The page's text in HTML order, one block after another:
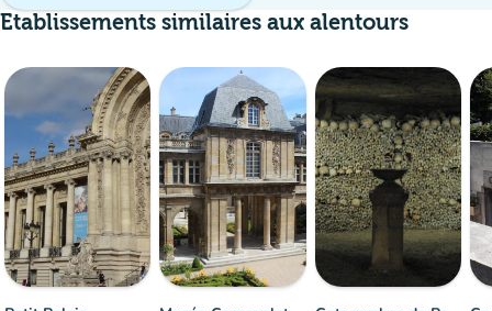
Etablissements similaires aux alentours